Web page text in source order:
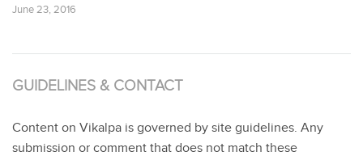
June 23, 2016
GUIDELINES & CONTACT
Content on Vikalpa is governed by site guidelines. Any
submission or comment that does not match these